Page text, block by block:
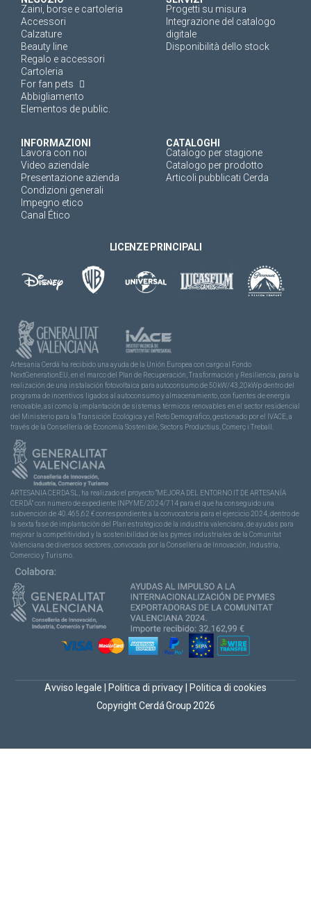
Zaini, borse e cartoleria
Accessori
Calzature
Beauty line
Regalo e accessori
Cartoleria
For fan pets
Abbigliamento
Elementos de public.
Progetti su misura
Integrazione del catalogo
digitale
Disponibilità dello stock
INFORMAZIONI
Lavora con noi
Video aziendale
Presentazione azienda
Condizioni generali
Impegno etico
Canal Ético
CATALOGHI
Catalogo per stagione
Catalogo per prodotto
Articoli pubblicati Cerda
LICENZE PRINCIPALI
Artesanía Cerdá ha recibido una ayuda de la Unión Europea con cargo al Fondo
NextGenerationEU, en el marco del Plan de Recuperación, Trasformación y Resiliencia, para la
realización de una instalación fotovoltaica para autoconsumo de 50kW/43,20kWp dentro del
programa de incentivos ligados al autoconsumo y almacenamiento, con fuentes de energía
renovable, así como la implantación de sistemas térmicos renovables en el sector residencial
del Ministerio para la Transición Ecológica y el Reto Demográfico, gestionado por el IVACE, a
través de la Consellería de Economía Sostenible, Sectors Productius, Comerç i Treball.
ARTESANIA CERDA SL, ha realizado el proyecto “MEJORA DEL ENTORNO IT DE ARTESANÍA
CERDÁ” con número de expediente INPYME/2024/714 para el que ha conseguido una
subvención de 40.465,62 € correspondiente a la convocatoria para el ejercicio 2024, dentro de
la sexta fase de implantación del Plan estratégico de la industria valenciana, de ayudas para
mejorar la competitividad y la sostenibilidad de las pymes industriales de la Comunitat
Valenciana de diversos sectores, convocada por la Conselleria de Innovación, Industria,
Comercio y Turismo.
Copyright Cerdá Group 2026
Avviso legale Politica di privacy Politica di cookies